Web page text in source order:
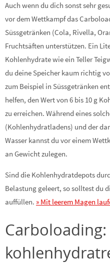
Auch wenn du dich sonst sehr
vor dem Wettkampf das
Süssgetränken (Cola, Rivella,
Fruchtsäften unterstützen. Ein
Kohlenhydrate wie ein Teller
du deine Speicher kaum richtig
zum Beispiel in Süssgetränken
helfen, den Wert von 6 bis 10 g
zu erreichen. Während eines
(Kohlenhydratladens) und der
Wasser kannst du vor einem
an Gewicht zulegen.
Sind die Kohlenhydratdepots
Belastung geleert, so solltest du
auffüllen. » Mit leerem Magen